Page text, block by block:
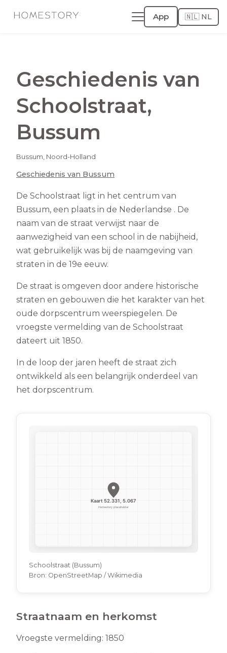
App 🇳🇱 NL
Geschiedenis van
Schoolstraat,
Bussum
Bussum, Noord-Holland
Geschiedenis van Bussum
De Schoolstraat ligt in het centrum van
Bussum, een plaats in de Nederlandse . De
naam van de straat verwijst naar de
aanwezigheid van een school in de nabijheid,
wat gebruikelijk was bij de naamgeving van
straten in de 19e eeuw.
De straat is omgeven door andere historische
straten en gebouwen die het karakter van het
oude dorpscentrum weerspiegelen. De
vroegste vermelding van de Schoolstraat
dateert uit 1850.
In de loop der jaren heeft de straat zich
ontwikkeld als een belangrijk onderdeel van
het dorpscentrum.
Schoolstraat (Bussum)
Bron: OpenStreetMap / Wikimedia
Straatnaam en herkomst
Vroegste vermelding: 1850